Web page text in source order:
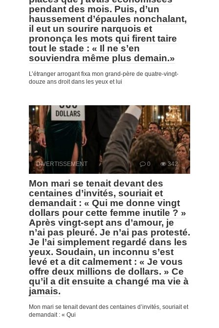
pendant des mois. Puis, d’un
haussement d’épaules nonchalant,
il eut un sourire narquois et
prononça les mots qui firent taire
tout le stade : « Il ne s’en
souviendra même plus demain.»
L’étranger arrogant fixa mon grand-père de quatre-vingt-
douze ans droit dans les yeux et lui
DIVERTISSEMENT 0 342
Mon mari se tenait devant des
centaines d’invités, souriait et
demandait : « Qui me donne vingt
dollars pour cette femme inutile ? »
Après vingt-sept ans d’amour, je
n’ai pas pleuré. Je n’ai pas protesté.
Je l’ai simplement regardé dans les
yeux. Soudain, un inconnu s’est
levé et a dit calmement : « Je vous
offre deux millions de dollars. » Ce
qu’il a dit ensuite a changé ma vie à
jamais.
Mon mari se tenait devant des centaines d’invités, souriait et
demandait : « Qui